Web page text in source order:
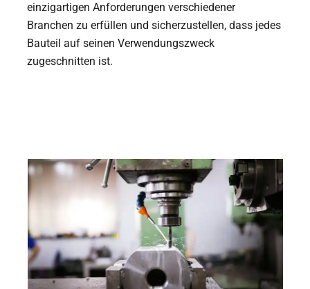
einzigartigen Anforderungen verschiedener
Branchen zu erfüllen und sicherzustellen, dass jedes
Bauteil auf seinen Verwendungszweck
zugeschnitten ist.